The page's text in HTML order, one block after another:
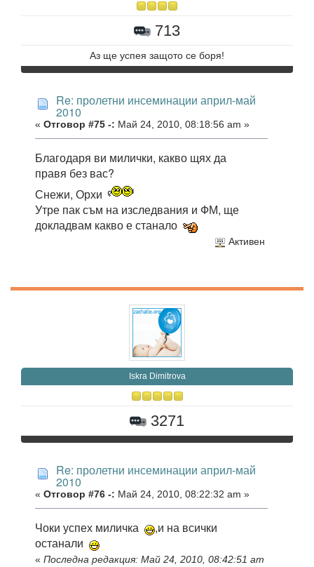
713
Аз ще успея защото се боря!
Re: пролетни инсеминации април-май
2010
« Отговор #75 -: Май 24, 2010, 08:18:56 am »
Благодаря ви милички, какво щях да
правя без вас?
Снежи, Орхи
Утре пак съм на изследвания и ФМ, ще
докладвам какво е станало
Активен
Iskra Dimitrova
3271
Re: пролетни инсеминации април-май
2010
« Отговор #76 -: Май 24, 2010, 08:22:32 am »
Чоки успех миличка
,и на всички
останали
« Последна редакция: Май 24, 2010, 08:42:51 am